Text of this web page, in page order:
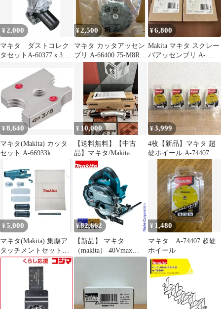
¥2,000
マキタ ダストコレク
タセットA-60377ｘ3個
¥2,500
マキタ カッタアッセン
ブリ A-66400 75-M8Rセ
ット品 MUR100D
¥6,800
Makita マキタ スクレー
パアッセンブリ A-
68155 2個セット
¥8,640
マキタ(Makita) カッタ
セット A-66933k
¥ 10,000
【送料無料】【中古
品】マキタ/Makita A-
75079 角度変更アタ
ッチメント【ハンズク
ラフト島根出雲】
¥3,999
4枚【新品】マキタ 超
硬ホイール A-74407
¥ 5,000
マキタ(Makita) 集塵ア
タッチメントセット品
196860-7
¥82,662
【新品】 マキタ
（makita） 40Vmax
125mm充電式チップソ
CS003GRDX
¥ 1,480
マキタ A-74407 超硬
ホイール